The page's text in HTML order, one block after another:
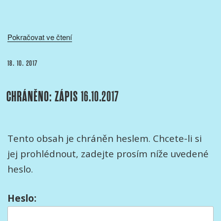
Pokračovat ve čtení„ZPRÁVA
DO
REPUBLIKY“
PUBLIKOVÁNO
18. 10. 2017
CHRÁNĚNO: ZÁPIS 16.10.2017
Tento obsah je chráněn heslem. Chcete-li si
jej prohlédnout, zadejte prosím níže uvedené
heslo.
Heslo: